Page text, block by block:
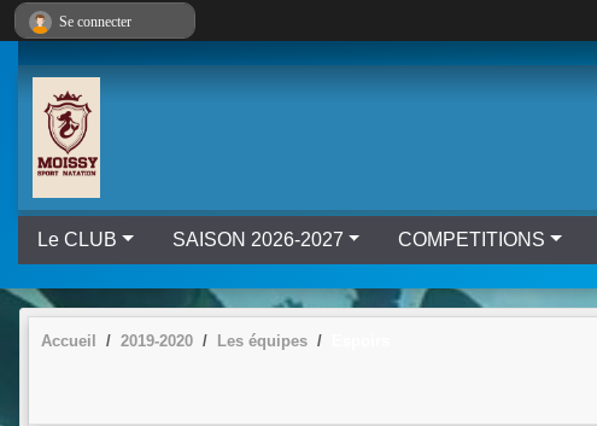
Le CLUB SAISON 2026-2027 COMPETITIONS
Accueil 2019-2020 Les équipes
Se connecter
Panneau de gestion des cookies